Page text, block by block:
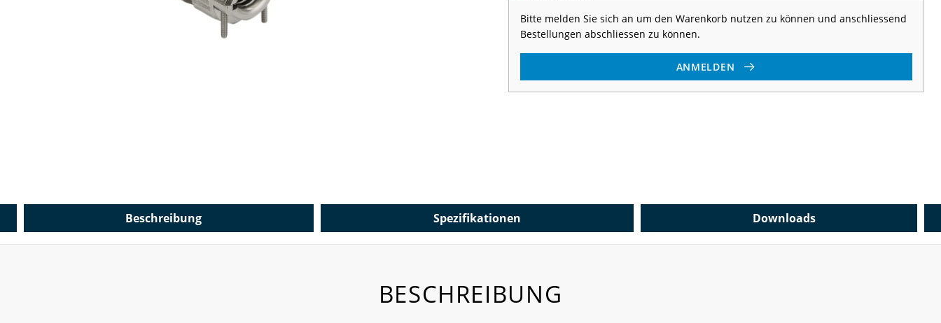
Bitte melden Sie sich an um den Warenkorb nutzen zu können und anschliessend
Bestellungen abschliessen zu können.
ANMELDEN
Beschreibung Spezifikationen Downloads
BESCHREIBUNG